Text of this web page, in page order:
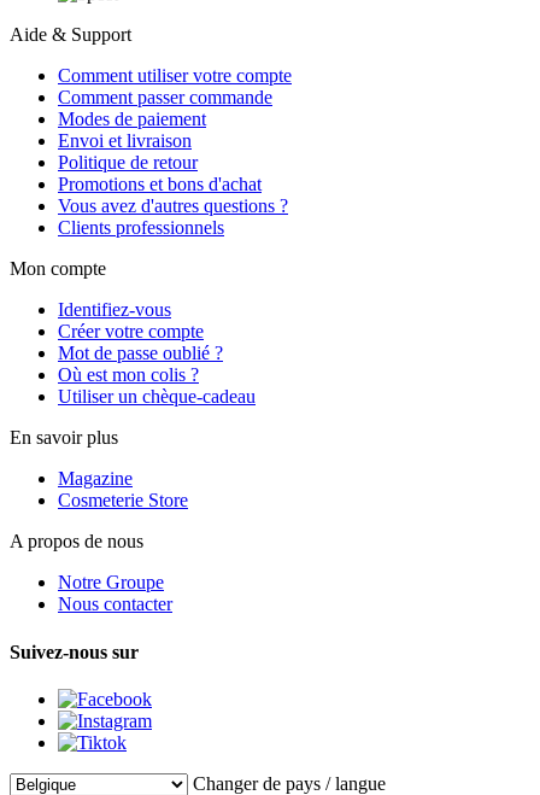
Aide & Support
Comment utiliser votre compte
Comment passer commande
Modes de paiement
Envoi et livraison
Politique de retour
Promotions et bons d'achat
Vous avez d'autres questions ?
Clients professionnels
Mon compte
Identifiez-vous
Créer votre compte
Mot de passe oublié ?
Où est mon colis ?
Utiliser un chèque-cadeau
En savoir plus
Magazine
Cosmeterie Store
A propos de nous
Notre Groupe
Nous contacter
Suivez-nous sur
Changer de pays / langue